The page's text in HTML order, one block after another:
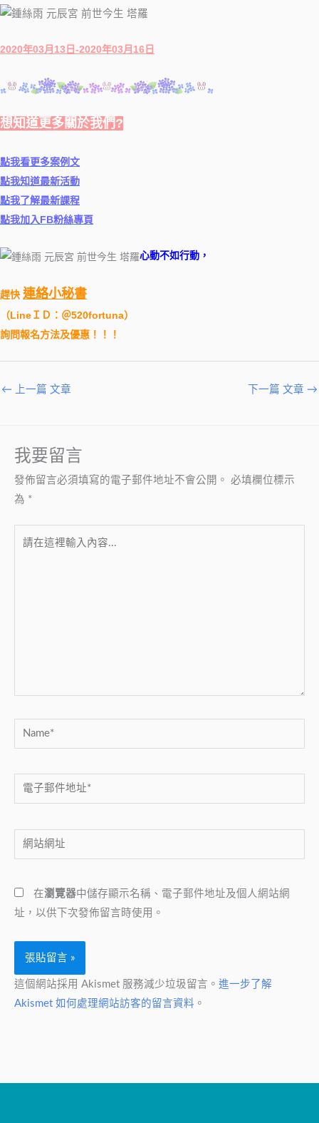
2020年03月13日-2020年03月16日
想知道更多關於我們?
點我看更多案例文
點我知道最新活動
點我了解最新課程
點我加入FB粉絲專頁
心動不如行動，
趕快 連絡小秘書
（LineＩＤ：＠520fortuna）
詢問報名方法及優惠！！！
← 上一篇 文章 下一篇 文章 →
我要留言
發佈留言必須填寫的電子郵件地址不會公開。 必填欄位標示
為 *
Name*
電
子
件
地
*
網
站
址
在瀏覽器中儲存顯示名稱、電子郵件地址及個人網站網
址，以供下次發佈留言時使用。
這個網站採用 Akismet 服務減少垃圾留言。 進一步了解
Akismet 如何處理網站訪客的留言資料 。